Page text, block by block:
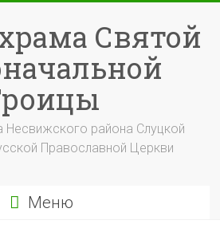
Святой
Несвижского района Слуцкой
Православной Церкви
Меню